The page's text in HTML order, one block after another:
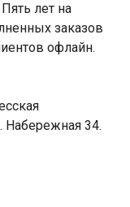
лет на
заказов
офлайн.
Набережная 34.